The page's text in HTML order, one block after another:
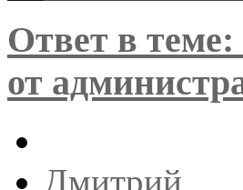
Ответ в
от
Дмитрий